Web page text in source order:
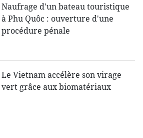
Naufrage d'un bateau touristique
à Phu Quôc : ouverture d'une
procédure pénale
Le Vietnam accélère son virage
vert grâce aux biomatériaux